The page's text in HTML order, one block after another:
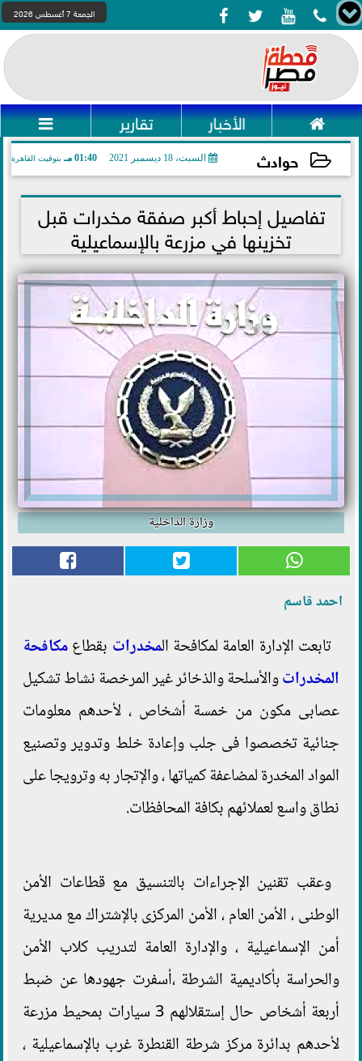
    الجمعة 7 أغسطس 2026
 الأخبار تقارير 
حوادث السبت، 18 ديسمبر 2021 01:40 مـ بتوقيت القاهرة
2021-12-18 13:40:59تفاصيل إحباط أكبر صفقة مخدرات قبل
تخزينها في مزرعة بالإسماعيلية
وزارة الداخلية
احمد قاسم
تابعت الإدارة العامة لمكافحة المخدرات بقطاعمكافحة
المخدراتوالأسلحة والذخائر غير المرخصة نشاط تشكيل
عصابى مكون من خمسة أشخاص ، لأحدهم معلومات
جنائية تخصصوا فى جلب وإعادة خلط وتدوير وتصنيع
المواد المخدرة لمضاعفة كمياتها ، والإتجار به وترويجا على
نطاق واسع لعملائهم بكافة المحافظات.
وعقب تقنين الإجراءات بالتنسيق مع قطاعات الأمن
الوطنى ، الأمن العام ، الأمن المركزى بالإشتراك مع مديرية
أمن الإسماعيلية ، والإدارة العامة لتدريب كلاب الأمن
والحراسة بأكاديمية الشرطة ،أسفرت جهودها عن ضبط
أربعة أشخاص حال إستقلالهم 3 سيارات بمحيط مزرعة
لأحدهم بدائرة مركز شرطة القنطرة غرب بالإسماعيلية ،